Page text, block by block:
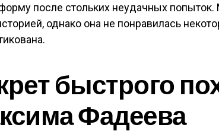
после стольких неудачных
однако она не понравилась
быстрого
Фадеева